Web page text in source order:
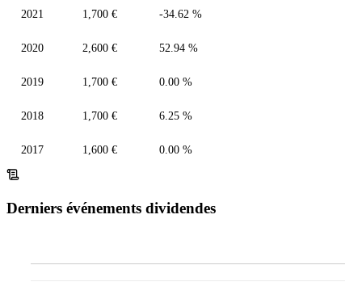
2021 1,700 € -34.62 %
2020 2,600 € 52.94 %
2019 1,700 € 0.00 %
2018 1,700 € 6.25 %
2017 1,600 € 0.00 %
Derniers événements dividendes